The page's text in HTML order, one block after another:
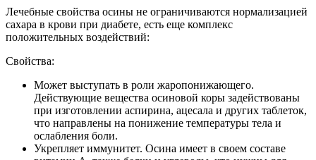
Лечебные свойства осины не ограничиваются нормализацией
сахара в крови при диабете, есть еще комплекс
положительных воздействий:
Свойства:
Может выступать в роли жаропонижающего.
Действующие вещества осиновой коры задействованы
при изготовлении аспирина, ацесала и других таблеток,
что направлены на понижение температуры тела и
ослабления боли.
Укрепляет иммунитет. Осина имеет в своем составе